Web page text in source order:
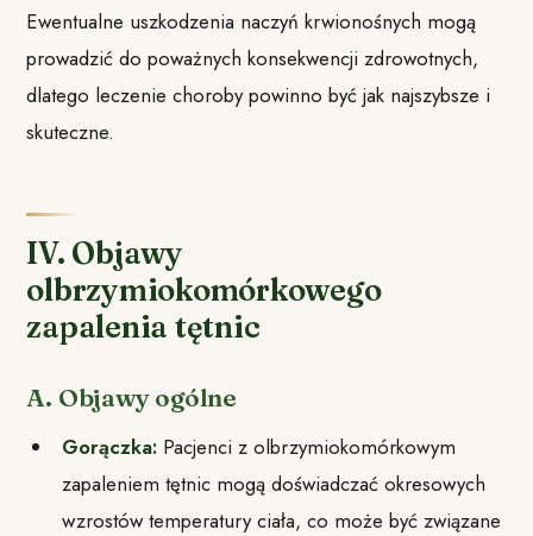
Ewentualne uszkodzenia naczyń krwionośnych mogą
prowadzić do poważnych konsekwencji zdrowotnych,
dlatego leczenie choroby powinno być jak najszybsze i
skuteczne.
IV. Objawy
olbrzymiokomórkowego
zapalenia tętnic
A. Objawy ogólne
Gorączka: Pacjenci z olbrzymiokomórkowym
zapaleniem tętnic mogą doświadczać okresowych
wzrostów temperatury ciała, co może być związane